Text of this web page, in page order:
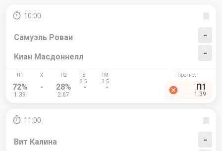
10:00
Самуэль Роваи
-
-
Киан Масдоннелл
72%
1.39
- 28%
2.67
- - П1
1.39
11:00
Вит Калина
-